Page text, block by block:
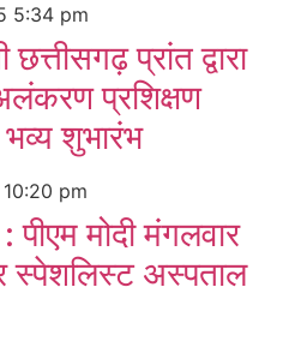
5:34 pm
प्रांत द्वारा
प्रशिक्षण
भव्य शुभारंभ
10:20 pm
मोदी मंगलवार
स्पेशलिस्ट अस्पताल